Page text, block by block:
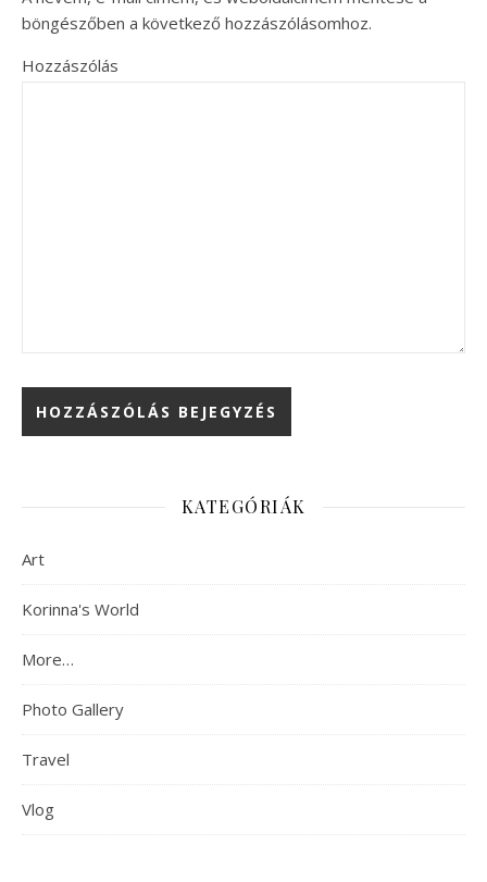
böngészőben a következő hozzászólásomhoz.
Hozzászólás
KATEGÓRIÁK
Art
Korinna's World
More…
Photo Gallery
Travel
Vlog